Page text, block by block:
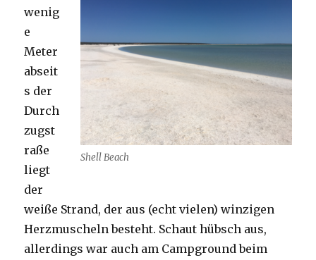
Shell Beach
wenig
e
Meter
abseit
s der
Durch
zugst
raße
liegt
der
weiße Strand, der aus (echt vielen) winzigen
Herzmuscheln besteht. Schaut hübsch aus,
allerdings war auch am Campground beim